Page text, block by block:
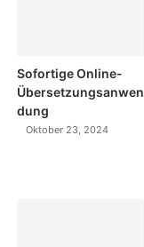
Sofortige Online-
Übersetzungsanwen
dung
Oktober 23, 2024